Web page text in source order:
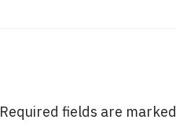
Required fields are marked